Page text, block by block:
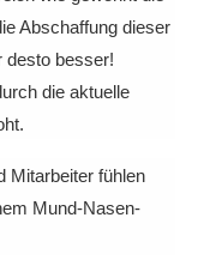
Abschaffung dieser
desto besser!
die aktuelle
Mitarbeiter fühlen
Mund-Nasen-